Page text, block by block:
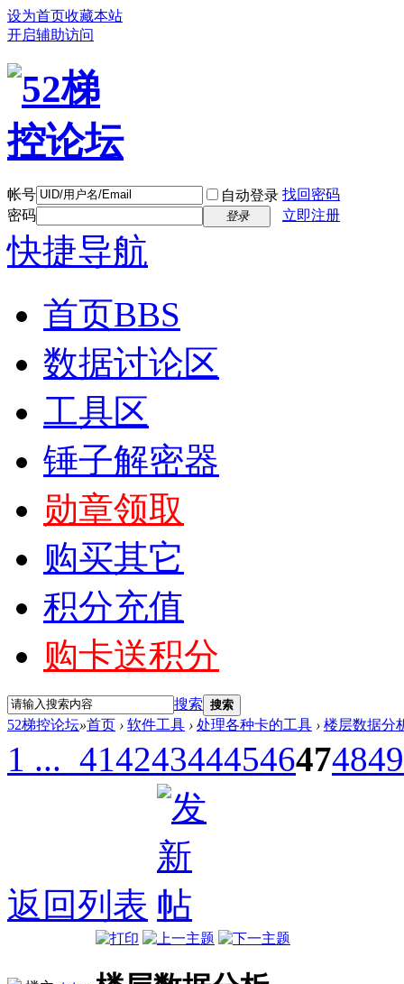
设为首页收藏本站
开启辅助访问
帐号 自动登录 找回密码
密码
登录 立即注册
快捷导航
首页BBS
数据讨论区
工具区
锤子解密器
勋章领取
购买其它
积分充值
购卡送积分
搜索 搜索
52梯控论坛»首页 › 软件工具 › 处理各种卡的工具 › 楼层数据分
1 ... 414243444546474849
返回列表